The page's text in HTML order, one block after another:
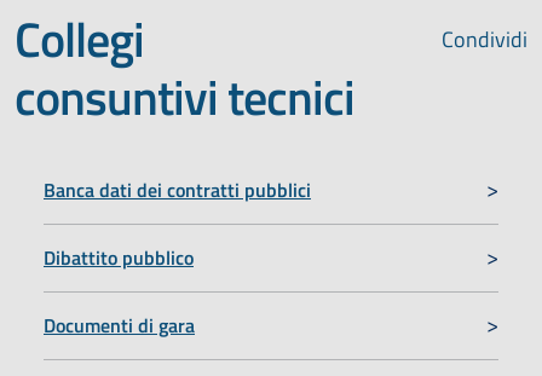
Condividi
Collegi
consuntivi tecnici
Banca dati dei contratti pubblici
Dibattito pubblico
Documenti di gara